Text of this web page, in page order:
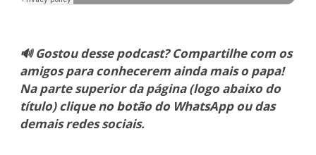
🔊 Gostou desse podcast? Compartilhe com os
amigos para conhecerem ainda mais o papa!
Na parte superior da página (logo abaixo do
título) clique no botão do WhatsApp ou das
demais redes sociais.